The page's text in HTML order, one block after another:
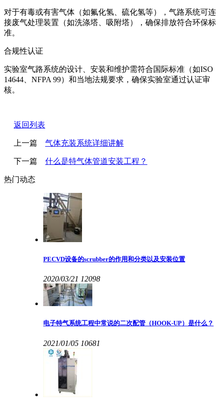
对于有毒或有害气体（如氟化氢、硫化氢等），气路系统可连
接废气处理装置（如洗涤塔、吸附塔），确保排放符合环保标
准。
合规性认证
实验室气路系统的设计、安装和维护需符合国际标准（如ISO
14644、NFPA 99）和当地法规要求，确保实验室通过认证审
核。
返回列表
上一篇 气体充装系统详细讲解
下一篇 什么是特气体管道安装工程？
热门动态
PECVD设备的scrubber的作用和分类以及安装位置
2020/03/21 12098
电子特气系统工程中常说的二次配管（HOOK-UP）是什么？
2021/01/05 10681